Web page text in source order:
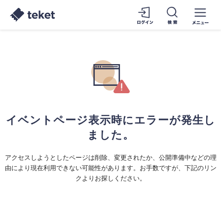
イベントページ表示時にエラーが発生し
ました。
アクセスしようとしたページは削除、変更されたか、公開準備中などの理
由により現在利用できない可能性があります。お手数ですが、下記のリン
クよりお探しください。